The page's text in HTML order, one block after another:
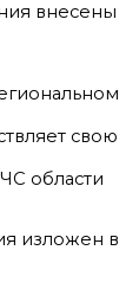
внесены
свою
области
изложен в